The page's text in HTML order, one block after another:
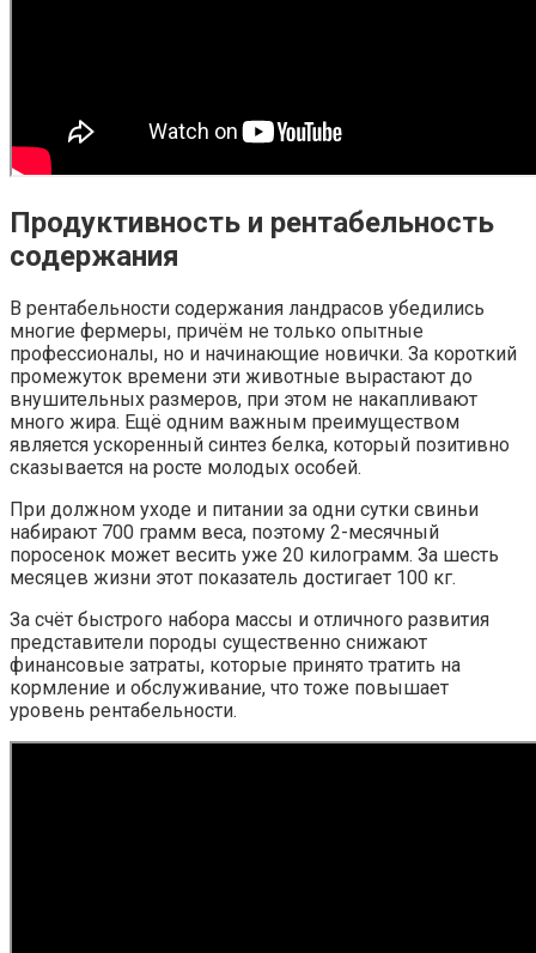
Продуктивность и рентабельность
содержания
В рентабельности содержания ландрасов убедились
многие фермеры, причём не только опытные
профессионалы, но и начинающие новички. За короткий
промежуток времени эти животные вырастают до
внушительных размеров, при этом не накапливают
много жира. Ещё одним важным преимуществом
является ускоренный синтез белка, который позитивно
сказывается на росте молодых особей.
При должном уходе и питании за одни сутки свиньи
набирают 700 грамм веса, поэтому 2-месячный
поросенок может весить уже 20 килограмм. За шесть
месяцев жизни этот показатель достигает 100 кг.
За счёт быстрого набора массы и отличного развития
представители породы существенно снижают
финансовые затраты, которые принято тратить на
кормление и обслуживание, что тоже повышает
уровень рентабельности.